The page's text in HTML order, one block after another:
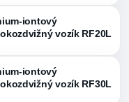
iontový
vozík RF20L
iontový
vozík RF30L